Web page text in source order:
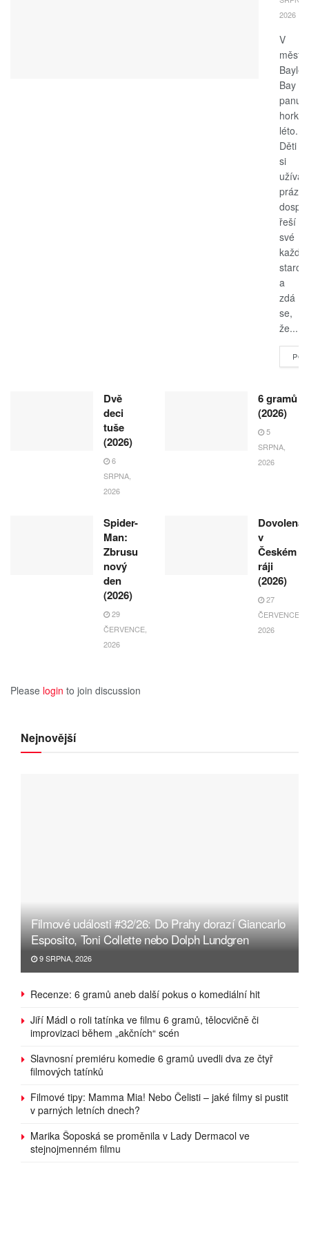
2026
V
Bay
panuje
horké
léto.
Děti
si
užívají
řeší
své
a
zdá
se,
že...
Dvě
deci
tuše
(2026)
6
SRPNA,
2026
6 gramů
(2026)
5
SRPNA,
2026
Spider-
Man:
Zbrusu
nový
den
(2026)
29
ČERVENCE,
2026
Dovolená
v
Českém
ráji
(2026)
27
ČERVENCE,
2026
Please login to join discussion
Nejnovější
Filmové události #32/26: Do Prahy dorazí Giancarlo
Esposito, Toni Collette nebo Dolph Lundgren
9 SRPNA, 2026
Recenze: 6 gramů aneb další pokus o komediální hit
Jiří Mádl o roli tatínka ve filmu 6 gramů, tělocvičně či
improvizaci během „akčních“ scén
Slavnosní premiéru komedie 6 gramů uvedli dva ze čtyř
filmových tatínků
Filmové tipy: Mamma Mia! Nebo Čelisti – jaké filmy si pustit
v parných letních dnech?
Marika Šoposká se proměnila v Lady Dermacol ve
stejnojmenném filmu